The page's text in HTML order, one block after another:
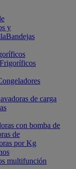
y
Bandejas
Frigoríficos
de carga
con bomba de
de
por Kg
multifunción